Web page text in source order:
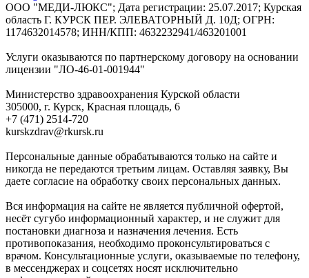
ООО "МЕДИ-ЛЮКС"; Дата регистрации: 25.07.2017; Курская
область Г. КУРСК ПЕР. ЭЛЕВАТОРНЫЙ Д. 10Д; ОГРН:
1174632014578; ИНН/КПП: 4632232941/463201001
Услуги оказываются по партнерскому договору на основании
лицензии "ЛО-46-01-001944"
Министерство здравоохранения Курской области
305000, г. Курск, Красная площадь, 6
+7 (471) 2514-720
kurskzdrav@rkursk.ru
Персональные данные обрабатываются только на сайте и
никогда не передаются третьим лицам. Оставляя заявку, Вы
даете согласие на обработку своих персональных данных.
Вся информация на сайте не является публичной офертой,
несёт сугубо информационный характер, и не служит для
постановки диагноза и назначения лечения. Есть
противопоказания, необходимо проконсультироваться с
врачом. Консультационные услуги, оказываемые по телефону,
в мессенджерах и соцсетях носят исключительно